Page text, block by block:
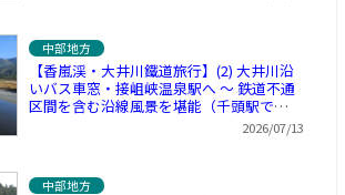
中部地方
【香嵐渓・大井川鐵道旅行】(2) 大井川沿
いバス車窓・接岨峡温泉駅へ ～ 鉄道不通
区間を含む沿線風景を堪能（千頭駅で休
2026/07/13
中部地方